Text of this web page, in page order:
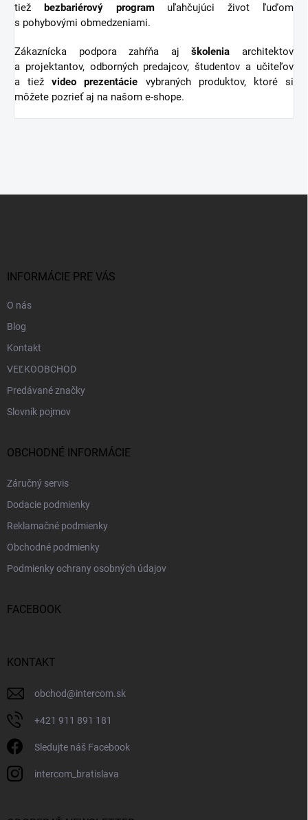
tiež bezbariérový programuľahčujúci život ľuďom
s pohybovými obmedzeniami.
Zákaznícka podpora zahŕňa ajškolenia architektov
a projektantov, odborných predajcov, študentov a učiteľov
a tiežvideo prezentácie vybraných produktov, ktoré si
môžete pozrieť aj na našom e-shope.
INFORMÁCIE PRE VÁS
O nás
Blog
Kontakt
VEĽKOOBCHOD
Predávané značky
Slovník pojmov
OBCHODNÉ INFORMÁCIE
Záručný servis
Dodacie podmienky
Reklamačné podmienky
Obchodné podmienky
Podmienky ochrany osobných údajov
FACEBOOK
KONTAKT
obchod@intercom.sk
+421 911 891 181
Sledujte náš Facebook
intercom_bratislava